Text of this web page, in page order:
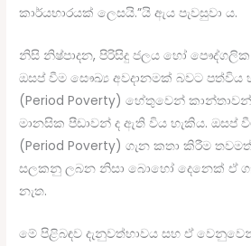
කාර්යභාරයක් ලෙසයි.”යි ඇය පැවසුවා ය.
නිසි නිෂ්පාදන, පිරිසිදු ජලය හෝ
ඔසප් වීම සෞඛ්‍ය අවදානමක් බවට පත්විය
(Period Poverty) හේතුවෙන්
මානසික පීඩාවන් ද ඇති විය හැකිය. ඔසප්
(Period Poverty) ගැන කතා කිරීම
සලකනු ලබන නිසා බොහෝ දෙනෙක් ඒ
නැත.
මේ පිළිබඳව දැනුවත්භාවය සහ ඒ